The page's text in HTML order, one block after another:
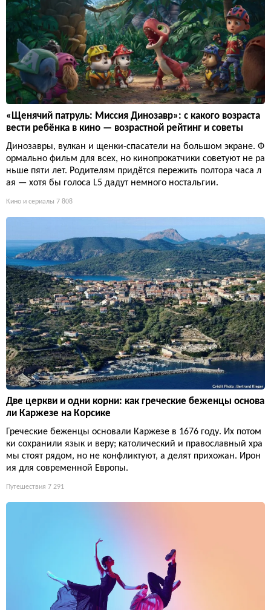
«Щенячий патруль: Миссия Динозавр»: с какого возраста
вести ребёнка в кино — возрастной рейтинг и советы
Динозавры, вулкан и щенки-спасатели на большом экране. Ф
ормально фильм для всех, но кинопрокатчики советуют не ра
ньше пяти лет. Родителям придётся пережить полтора часа л
ая — хотя бы голоса L5 дадут немного ностальгии.
Кино и сериалы 7 808
Две церкви и одни корни: как греческие беженцы основа
ли Каржезе на Корсике
Греческие беженцы основали Каржезе в 1676 году. Их потом
ки сохранили язык и веру; католический и православный хра
мы стоят рядом, но не конфликтуют, а делят прихожан. Ирон
ия для современной Европы.
Путешествия 7 291